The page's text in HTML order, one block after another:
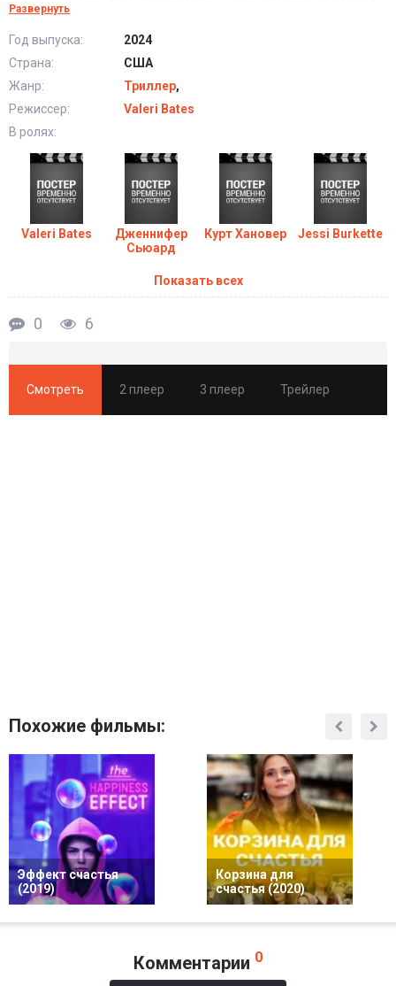
её разум так долго пытался защитить?
В поисках счастья (2024) в хорошем качестве HD
Развернуть
Год выпуска:
2024
Страна:
США
Жанр:
Триллер,
Режиссер:
Valeri Bates
В ролях:
Valeri Bates
Дженнифер
Сьюард
Курт Хановер Jessi Burkette
Показать всех
0 6
Смотреть 2 плеер 3 плеер Трейлер
Похожие фильмы:
Эффект счастья
(2019)
Корзина для
счастья (2020)
Комментарии 0